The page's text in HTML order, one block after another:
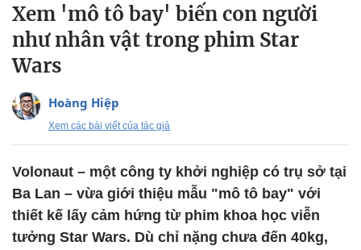
Xem 'mô tô bay' biến con người
như nhân vật trong phim Star
Wars
Hoàng Hiệp
Xem các bài viết của tác giả
Volonaut – một công ty khởi nghiệp có trụ sở tại
Ba Lan – vừa giới thiệu mẫu "mô tô bay" với
thiết kế lấy cảm hứng từ phim khoa học viễn
tưởng Star Wars. Dù chỉ nặng chưa đến 40kg,